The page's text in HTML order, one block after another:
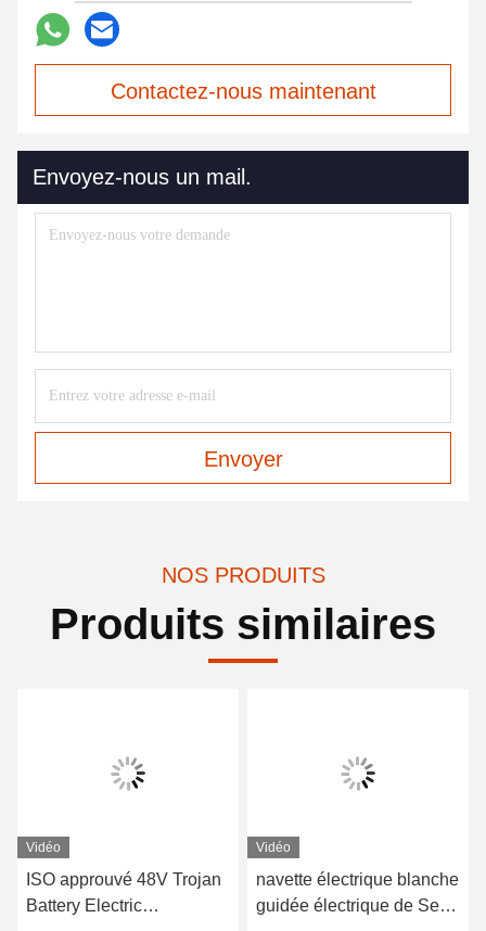
Contactez-nous maintenant
Envoyez-nous un mail.
Envoyer
NOS PRODUITS
Produits similaires
Vidéo
ISO approuvé 48V Trojan
Battery Electric
Vidéo
navette électrique blanche
guidée électrique de Seat